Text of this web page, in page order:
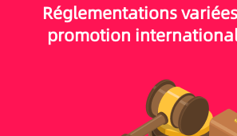
Réglementations
promotion